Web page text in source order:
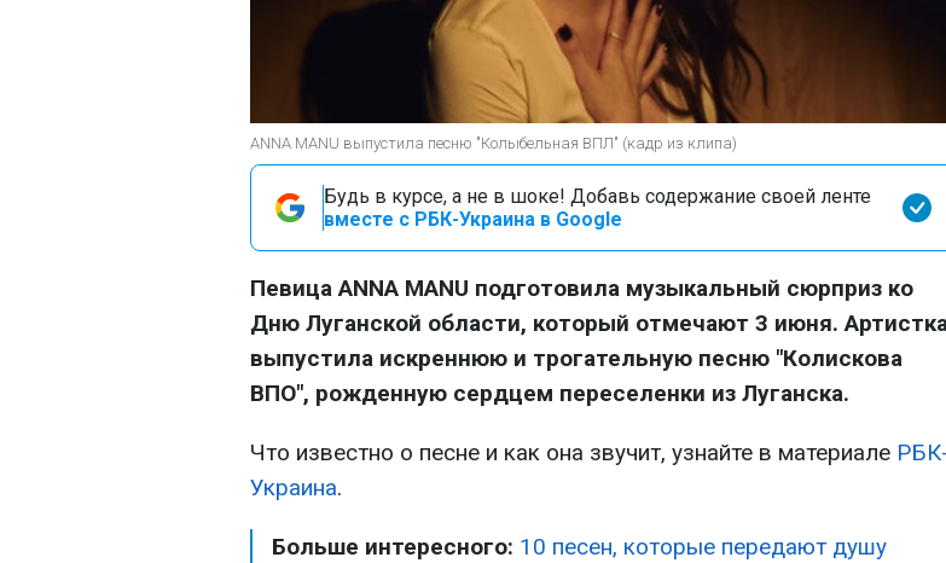
ANNA MANU выпустила песню "Колыбельная ВПЛ" (кадр из клипа)
Будь в курсе, а не в шоке! Добавь содержание своей ленте
вместе с РБК-Украина в Google
Певица ANNA MANU подготовила музыкальный сюрприз ко
Дню Луганской области, который отмечают 3 июня.
выпустила искреннюю и трогательную песню "Колискова
ВПО", рожденную сердцем переселенки из Луганска.
Что известно о песне и как она звучит, узнайте в материале
Украина.
Больше интересного: 10 песен, которые передают душу